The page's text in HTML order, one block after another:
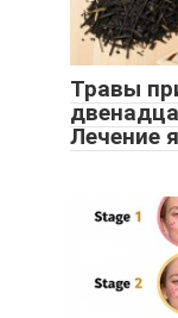
Травы
Лечение